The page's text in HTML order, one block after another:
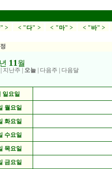
> < "다" > < "마" > < "바" >
년 11월
지난주 오늘 다음주 다음달
일요일
월요일
화요일
수요일
목요일
금요일